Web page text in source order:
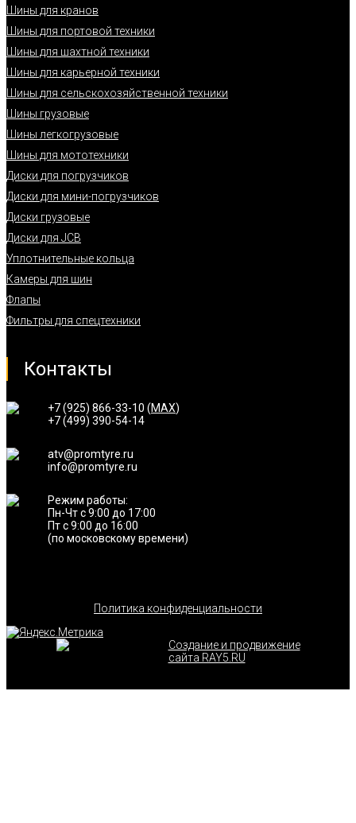
Шины для кранов
Шины для портовой техники
Шины для шахтной техники
Шины для карьерной техники
Шины для сельскохозяйственной техники
Шины грузовые
Шины легкогрузовые
Шины для мототехники
Диски для погрузчиков
Диски для мини-погрузчиков
Диски грузовые
Диски для JCB
Уплотнительные кольца
Камеры для шин
Флапы
Фильтры для спецтехники
Контакты
+7 (925) 866-33-10 (MAX)
+7 (499) 390-54-14
atv@promtyre.ru
info@promtyre.ru
Режим работы:
Пн-Чт с 9:00 до 17:00
Пт с 9:00 до 16:00
(по московскому времени)
Политика конфиденциальности
Создание и продвижение
сайта RAY5.RU